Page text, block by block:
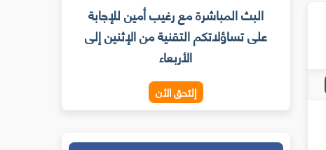
البث المباشرة مع رغيب أمين للإجابة
على تساؤلاتكم التقنية من الإثنين إلى
الأربعاء
إلتحق الأن